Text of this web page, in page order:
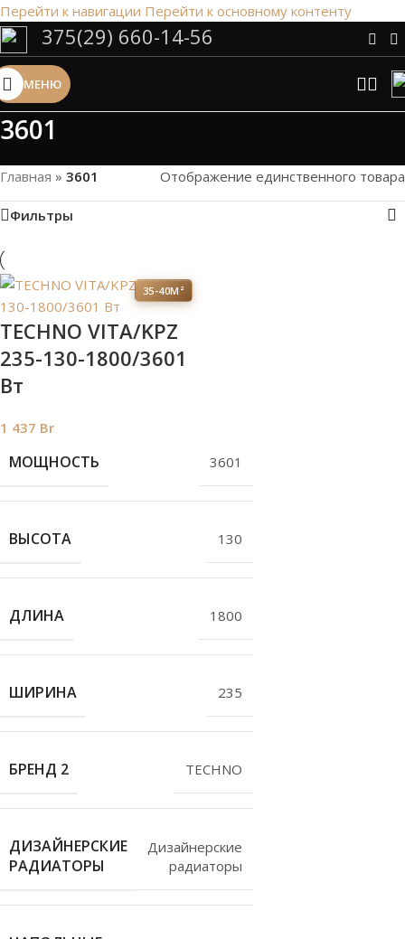
Перейти к навигации Перейти к основному контенту
Сэкономим Ваше время на подбор
Рассчитаем мощность | Предложим от 3х вариантов | В
наличии и под заказ
375(29) 660-14-56
МЕНЮ
3601
Главная » 3601 Отображение единственного товара
Фильтры
35-40М²
TECHNO VITA/KPZ
235-130-1800/3601
Вт
1 437 Br
МОЩНОСТЬ 3601
ВЫСОТА 130
ДЛИНА 1800
ШИРИНА 235
БРЕНД 2 TECHNO
ДИЗАЙНЕРСКИЕ
РАДИАТОРЫ
Дизайнерские
радиаторы